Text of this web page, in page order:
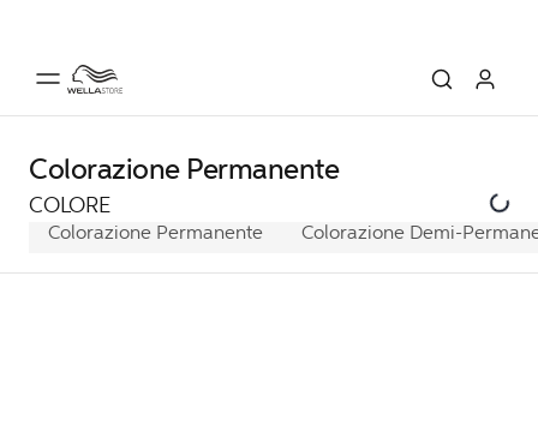
Colorazione Permanente
COLORE
Colorazione Permanente Colorazione Demi-